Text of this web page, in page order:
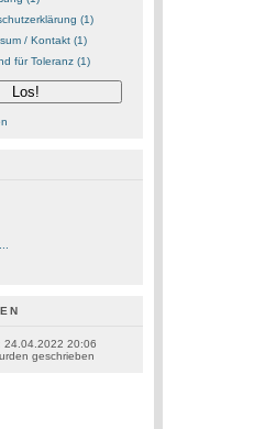
(1)
/ Kontakt (1)
für Toleranz (1)
24.04.2022 20:06
geschrieben